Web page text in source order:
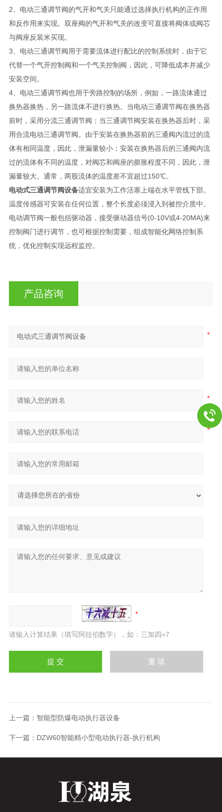
2、电动三通调节阀的气开和气关只能通过选择执行机构的正作用
和反作用来实现。双座阀的气开和气关的改变可直接将阀体或阀芯
与阀座反装米买现。
3、电动三通调节阀用于需要流体进行配比的控制系统时，由于它
代替一个气开控制阀和一个气关控制阀，因此，可降低成本并减少
安装空间。
4、电动三通调节阀也用于旁路控制的场所，例如，一路流体通过
换热器换热，另一路流体不进行换热。当电动三通调节阀在换热器
前时，采用分流三通调节阀；当三通调节阀安装在换热器后时，采
用合流电动三通调节阀。由于安装在换热器前的三通阀内流过的流
体有相同温度，因此，泄漏量较小；安装在换热器后的三通阀内流
过的流体有不同的温度，对阀芯和阀座的膨胀程度不同，因此，泄
漏量较大。通常，两股流体的温度差不宜超过150℃。
电动式三通调节阀设备适宜安装为工作活塞上端在水平管线下部。
温度传感器可安装在任何位置，整个长度必须浸入到被控介质中。
电动调节阀一般包括驱动器，接受驱动器信号(0-10V或4-20MA)来
控制阀门进行调节，也可根据控制需要，组成智能化网络控制系
统，优化控制实现远程监控。
产品咨询
请输入计算结果（填写阿拉伯数字），如：三加四=7
上一篇： 智能型防爆电动执行器设备
下一篇： DZW60智能精小型电动执行器-执行机构